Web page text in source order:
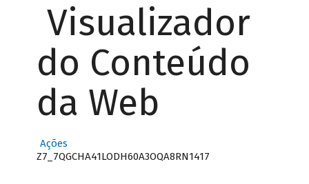
Visualizador
do Conteúdo
da Web
Ações
Z7_7QGCHA41LODH60A3OQA8RN1417